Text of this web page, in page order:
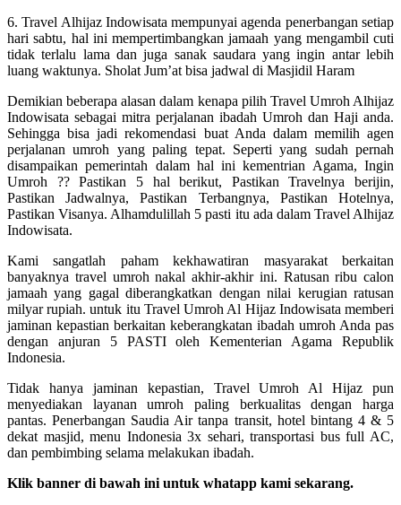
6. Travel Alhijaz Indowisata mempunyai agenda penerbangan setiap
hari sabtu, hal ini mempertimbangkan jamaah yang mengambil cuti
tidak terlalu lama dan juga sanak saudara yang ingin antar lebih
luang waktunya. Sholat Jum’at bisa jadwal di Masjidil Haram
Demikian beberapa alasan dalam kenapa pilih Travel Umroh Alhijaz
Indowisata sebagai mitra perjalanan ibadah Umroh dan Haji anda.
Sehingga bisa jadi rekomendasi buat Anda dalam memilih agen
perjalanan umroh yang paling tepat. Seperti yang sudah pernah
disampaikan pemerintah dalam hal ini kementrian Agama, Ingin
Umroh ?? Pastikan 5 hal berikut, Pastikan Travelnya berijin,
Pastikan Jadwalnya, Pastikan Terbangnya, Pastikan Hotelnya,
Pastikan Visanya. Alhamdulillah 5 pasti itu ada dalam Travel Alhijaz
Indowisata.
Kami sangatlah paham kekhawatiran masyarakat berkaitan
banyaknya travel umroh nakal akhir-akhir ini. Ratusan ribu calon
jamaah yang gagal diberangkatkan dengan nilai kerugian ratusan
milyar rupiah. untuk itu Travel Umroh Al Hijaz Indowisata memberi
jaminan kepastian berkaitan keberangkatan ibadah umroh Anda pas
dengan anjuran 5 PASTI oleh Kementerian Agama Republik
Indonesia.
Tidak hanya jaminan kepastian, Travel Umroh Al Hijaz pun
menyediakan layanan umroh paling berkualitas dengan harga
pantas. Penerbangan Saudia Air tanpa transit, hotel bintang 4 & 5
dekat masjid, menu Indonesia 3x sehari, transportasi bus full AC,
dan pembimbing selama melakukan ibadah.
Klik banner di bawah ini untuk whatapp kami sekarang.